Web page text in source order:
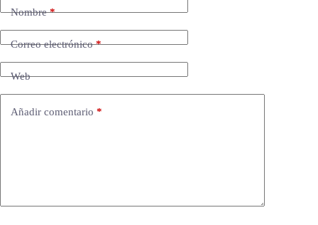
Nombre*
Correo electrónico*
Web
Añadir comentario *